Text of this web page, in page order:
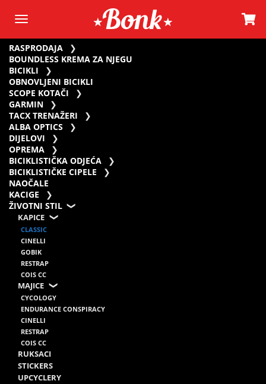
RASPRODAJA
BOUNDLESS KREMA ZA NJEGU
BICIKLI
OBNOVLJENI BICIKLI
SCOPE KOTAČI
GARMIN
TACX TRENAŽERI
ALBA OPTICS
DIJELOVI
OPREMA
BICIKLISTIČKA ODJEĆA
BICIKLISTIČKE CIPELE
NAOČALE
KACIGE
ŽIVOTNI STIL
KAPICE
CLASSIC
CINELLI
GOBIK
RESTRAP
COIS CC
MAJICE
CYCOLOGY
ENDURANCE CONSPIRACY
CINELLI
RESTRAP
COIS CC
RUKSACI
STICKERS
UPCYCLERY